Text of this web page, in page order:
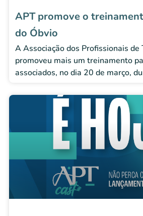
APT promove o
do Óbvio
A Associação dos Profissionais de
promoveu mais um treinamento
associados, no dia 20 de março,